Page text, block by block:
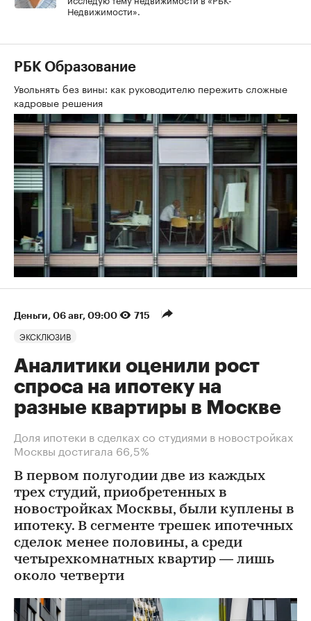
Недвижимости».
РБК Образование
Увольнять без вины: как руководителю пережить сложные
кадровые решения
Деньги 06 авг, 09:00 715
ЭКСКЛЮЗИВ
Аналитики оценили рост
спроса на ипотеку на
разные квартиры в Москве
Доля ипотеки в сделках со студиями в новостройках
Москвы достигала 66,5%
В первом полугодии две из каждых
трех студий, приобретенных в
новостройках Москвы, были куплены в
ипотеку. В сегменте трешек ипотечных
сделок менее половины, а среди
четырехкомнатных квартир — лишь
около четверти